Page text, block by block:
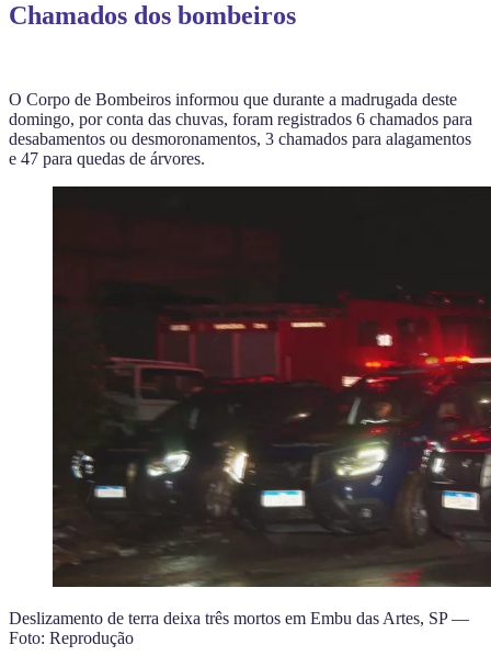
Chamados dos bombeiros
O Corpo de Bombeiros informou que durante a madrugada deste
domingo, por conta das chuvas, foram registrados 6 chamados para
desabamentos ou desmoronamentos, 3 chamados para alagamentos
e 47 para quedas de árvores.
Deslizamento de terra deixa três mortos em Embu das Artes, SP —
Foto: Reprodução